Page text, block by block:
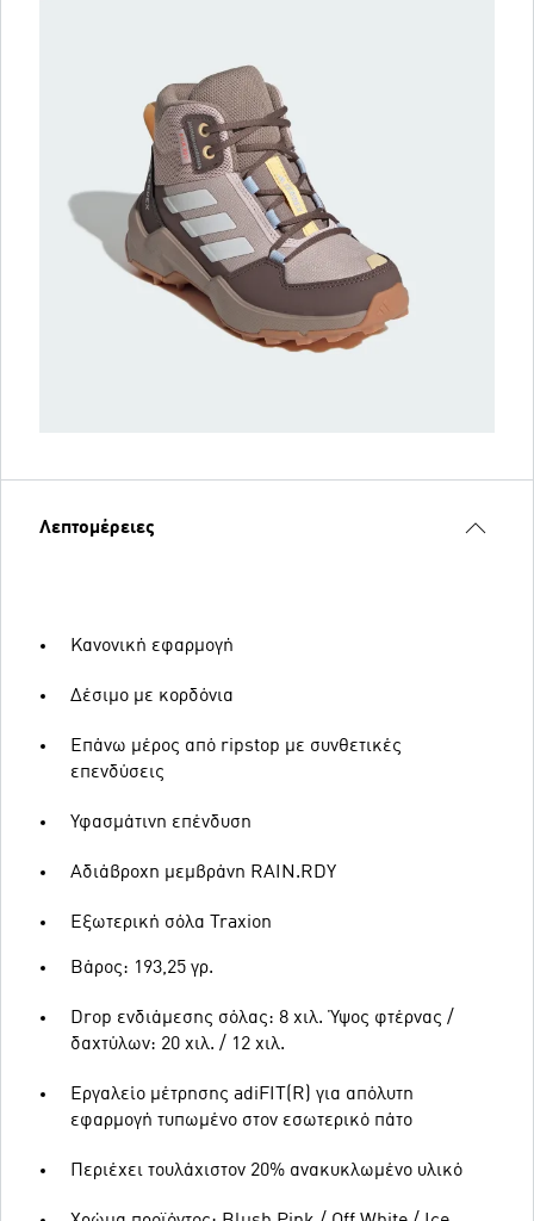
Λεπτομέρειες
Κανονική εφαρμογή
Δέσιμο με κορδόνια
Επάνω μέρος από ripstop με συνθετικές
επενδύσεις
Υφασμάτινη επένδυση
Αδιάβροχη μεμβράνη RAIN.RDY
Εξωτερική σόλα Traxion
Βάρος: 193,25 γρ.
Drop ενδιάμεσης σόλας: 8 χιλ. Ύψος φτέρνας /
δαχτύλων: 20 χιλ. / 12 χιλ.
Εργαλείο μέτρησης adiFIT(R) για απόλυτη
εφαρμογή τυπωμένο στον εσωτερικό πάτο
Περιέχει τουλάχιστον 20% ανακυκλωμένο υλικό